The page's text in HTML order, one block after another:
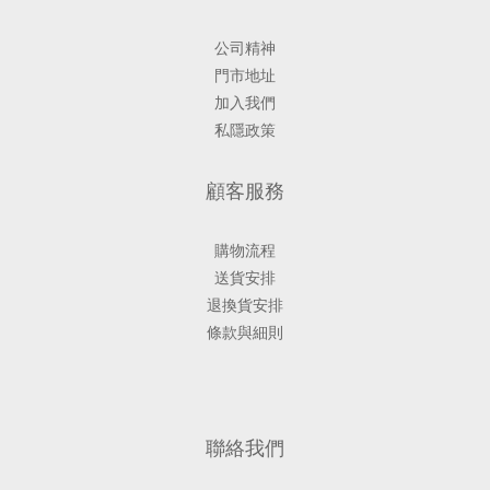
公司精神
門市地址
加入我們
私隱政策
顧客服務
購物流程
送貨安排
退換貨安排
條款與細則
聯絡我們